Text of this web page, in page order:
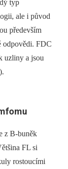
typ
ale i původ
především
odpovědi. FDC
uzliny a jsou
z B-buněk
FL si
rostoucími